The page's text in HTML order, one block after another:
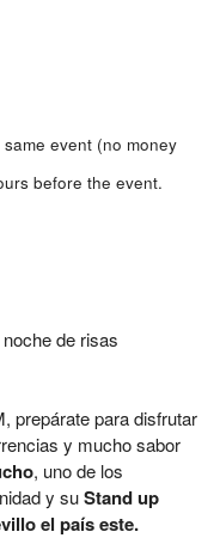
event (no money
before the event.
de risas
prepárate para disfrutar
y mucho sabor
, uno de los
y suStand up
el país este.